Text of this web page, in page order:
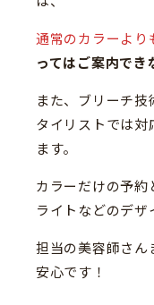
通常のカラーより
ってはご案内でき
また、ブリーチ技
タイリストでは対
ます。
カラーだけの予約
ライトなどのデザ
担当の美容師さん
安心です！